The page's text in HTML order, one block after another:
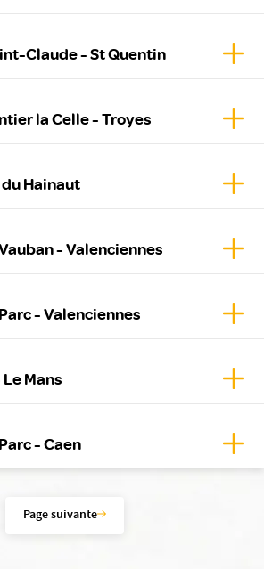
Claude - St Quentin
la Celle - Troyes
Hainaut
- Valenciennes
- Valenciennes
Mans
- Caen
Page suivante